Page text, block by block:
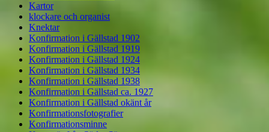
Kartor
klockare och organist
Knektar
Konfirmation i Gällstad 1902
Konfirmation i Gällstad 1919
Konfirmation i Gällstad 1924
Konfirmation i Gällstad 1934
Konfirmation i Gällstad 1938
Konfirmation i Gällstad ca. 1927
Konfirmation i Gällstad okänt år
Konfirmationsfotografier
Konfirmationsminne